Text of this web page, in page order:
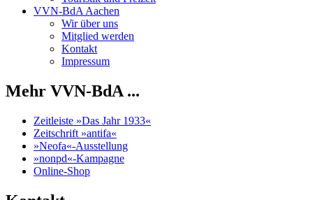
VVN-BdA Aachen
Wir über uns
Mitglied werden
Kontakt
Impressum
Mehr VVN-BdA ...
Zeitleiste »Das Jahr 1933«
Zeitschrift »antifa«
»Neofa«-Ausstellung
»nonpd«-Kampagne
Online-Shop